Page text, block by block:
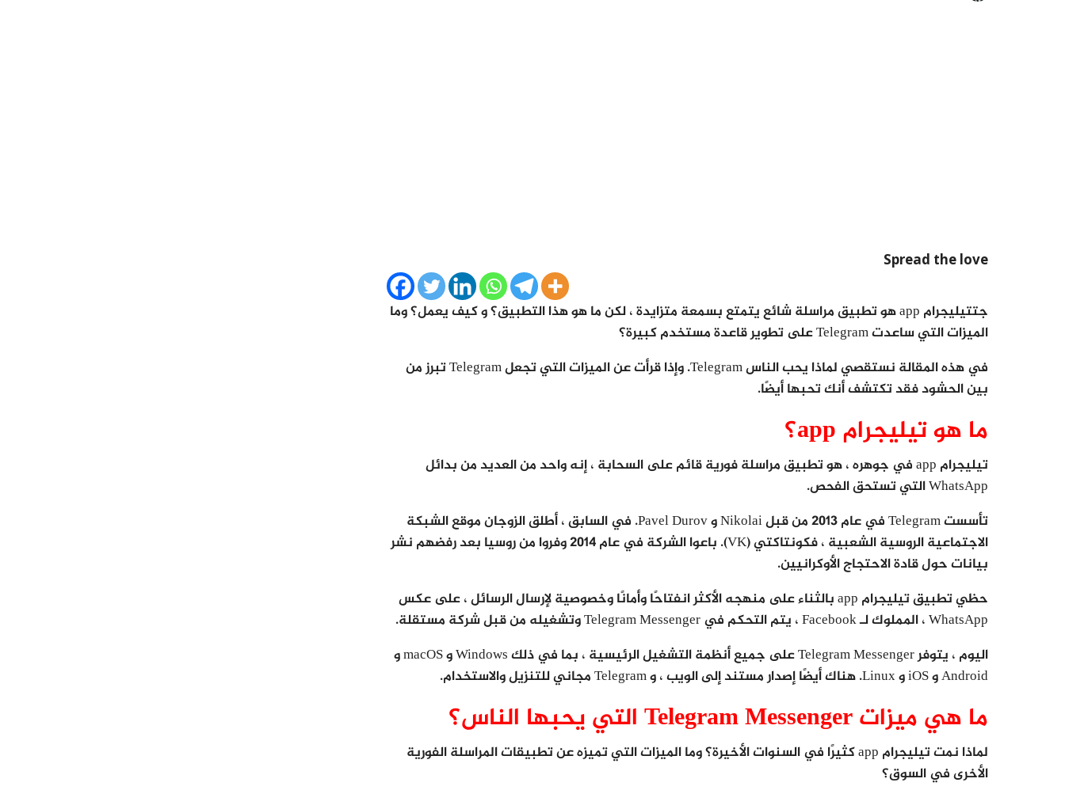
Spread the love
جتتيليجرام app هو تطبيق مراسلة شائع يتمتع بسمعة متزايدة ، لكن ما هو هذا التطبيق؟ و كيف يعمل؟ وما
الميزات التي ساعدت Telegram على تطوير قاعدة مستخدم كبيرة؟
في هذه المقالة نستقصي لماذا يحب الناس Telegram. وإذا قرأت عن الميزات التي تجعل Telegram تبرز من
بين الحشود فقد تكتشف أنك تحبها أيضًا.
ما هو تيليجرام app؟
تيليجرام app في جوهره ، هو تطبيق مراسلة فورية قائم على السحابة ، إنه واحد من العديد من بدائل
WhatsApp التي تستحق الفحص.
تأسست Telegram في عام 2013 من قبل Nikolai و Pavel Durov. في السابق ، أطلق الزوجان موقع الشبكة
الاجتماعية الروسية الشعبية ، فكونتاكتي (VK). باعوا الشركة في عام 2014 وفروا من روسيا بعد رفضهم نشر
بيانات حول قادة الاحتجاج الأوكرانيين.
حظي تطبيق تيليجرام app بالثناء على منهجه الأكثر انفتاحًا وأمانًا وخصوصية لإرسال الرسائل ، على عكس
WhatsApp ، المملوك لـ Facebook ، يتم التحكم في Telegram Messenger وتشغيله من قبل شركة مستقلة.
اليوم ، يتوفر Telegram Messenger على جميع أنظمة التشغيل الرئيسية ، بما في ذلك Windows و macOS و
Android و iOS و Linux. هناك أيضًا إصدار مستند إلى الويب ، و Telegram مجاني للتنزيل والاستخدام.
ما هي ميزات Telegram Messenger التي يحبها الناس؟
لماذا نمت تيليجرام app كثيرًا في السنوات الأخيرة؟ وما الميزات التي تميزه عن تطبيقات المراسلة الفورية
الأخرى في السوق؟